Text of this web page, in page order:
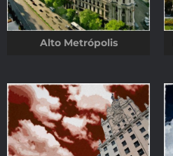
Alto Metrópolis